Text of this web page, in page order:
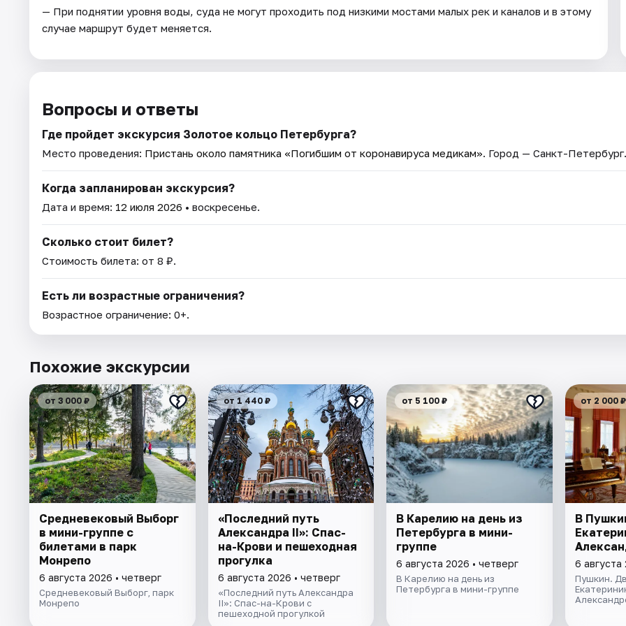
— При поднятии уровня воды, суда не могут проходить под низкими мостами малых рек и каналов и в этому
случае маршрут будет меняется.
Вопросы и ответы
Где пройдет экскурсия Золотое кольцо Петербурга?
Место проведения: Пристань около памятника «Погибшим от коронавируса медикам». Город — Санкт-Петербург.
Когда запланирован экскурсия?
Дата и время: 12 июля 2026 • воскресенье.
Сколько стоит билет?
Стоимость билета: от 8 ₽.
Есть ли возрастные ограничения?
Возрастное ограничение: 0+.
Похожие экскурсии
от 3 000 ₽
Cредневековый Выборг
в мини-группе c
билетами в парк
Монрепо
6 августа 2026 • четверг
Средневековый Выборг, парк
Монрепо
от 1 440 ₽
«Последний путь
Александра II»: Спас-
на-Крови и пешеходная
прогулка
6 августа 2026 • четверг
«Последний путь Александра
II»: Спас-на-Крови с
пешеходной прогулкой
от 5 100 ₽
В Карелию на день из
Петербурга в мини-
группе
6 августа 2026 • четверг
В Карелию на день из
Петербурга в мини-группе
от 2 000 ₽
В
6 августа
Пушкин.